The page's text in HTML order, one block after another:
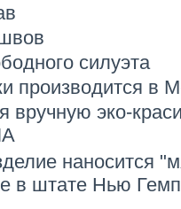
силуэта
производится в
вручную эко-
наносится
в штате Нью